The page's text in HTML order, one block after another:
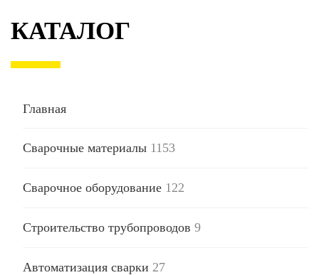
КАТАЛОГ
Главная
Сварочные материалы 1153
Сварочное оборудование 122
Строительство трубопроводов 9
Автоматизация сварки 27